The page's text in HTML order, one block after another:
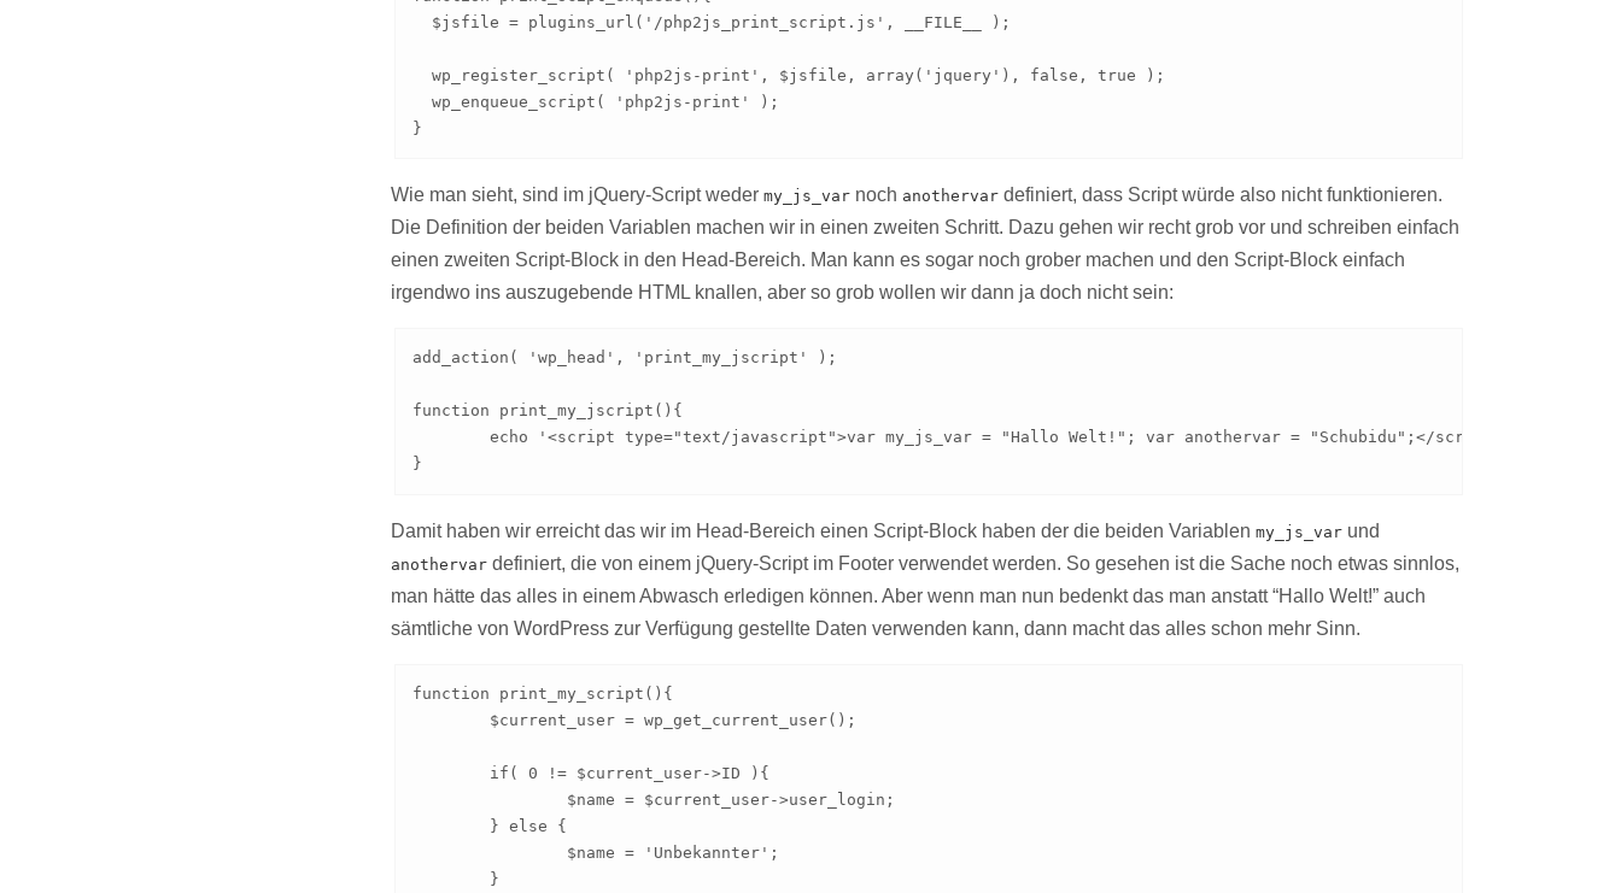
  $jsfile = plugins_url('/php2js_print_script.js', __FILE__ );
  wp_register_script( 'php2js-print', $jsfile, array('jquery'), false, true );
  wp_enqueue_script( 'php2js-print' );
}
Wie man sieht, sind im jQuery-Script weder my_js_varnoch anothervardefiniert, dass Script würde also nicht funktionieren.
Die Definition der beiden Variablen machen wir in einen zweiten Schritt. Dazu gehen wir recht grob vor und schreiben einfach
einen zweiten Script-Block in den Head-Bereich. Man kann es sogar noch grober machen und den Script-Block einfach
irgendwo ins auszugebende HTML knallen, aber so grob wollen wir dann ja doch nicht sein:
add_action( 'wp_head', 'print_my_jscript' );
function print_my_jscript(){
}
Damit haben wir erreicht das wir im Head-Bereich einen Script-Block haben der die beiden Variablen my_js_varund
anothervardefiniert, die von einem jQuery-Script im Footer verwendet werden. So gesehen ist die Sache noch etwas sinnlos,
man hätte das alles in einem Abwasch erledigen können. Aber wenn man nun bedenkt das man anstatt “Hallo Welt!” auch
sämtliche von WordPress zur Verfügung gestellte Daten verwenden kann, dann macht das alles schon mehr Sinn.
function print_my_script(){